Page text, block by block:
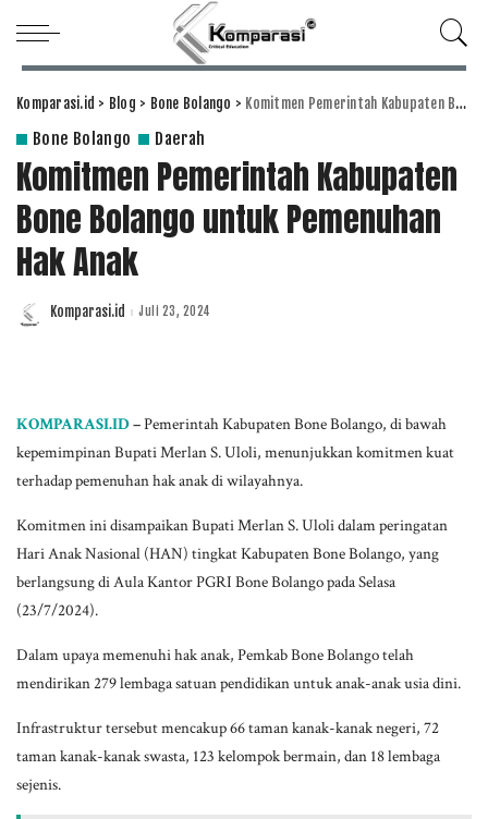
Komparasi.id > Blog > Bone Bolango > Komitmen Pemerintah Kabupaten Bone Bolango untuk Pemenuhan Hak Anak
Bone Bolango Daerah
Komitmen Pemerintah Kabupaten
Bone Bolango untuk Pemenuhan
Hak Anak
Posted
Komparasi.id Juli 23, 2024
KOMPARASI.ID–Pemerintah Kabupaten Bone Bolango, di bawah
kepemimpinan Bupati Merlan S. Uloli, menunjukkan komitmen kuat
terhadap pemenuhan hak anak di wilayahnya.
Komitmen ini disampaikan Bupati Merlan S. Uloli dalam peringatan
Hari Anak Nasional (HAN) tingkat Kabupaten Bone Bolango, yang
berlangsung di Aula Kantor PGRI Bone Bolango pada Selasa
(23/7/2024).
Dalam upaya memenuhi hak anak, Pemkab Bone Bolango telah
mendirikan 279 lembaga satuan pendidikan untuk anak-anak usia dini.
Infrastruktur tersebut mencakup 66 taman kanak-kanak negeri, 72
taman kanak-kanak swasta, 123 kelompok bermain, dan 18 lembaga
sejenis.